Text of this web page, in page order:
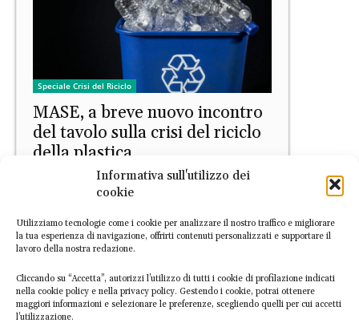
Informativa sull'utilizzo dei
cookie
Utilizziamo tecnologie come i cookie per analizzare il nostro traffico e migliorare
la tua esperienza di navigazione, offrirti contenuti personalizzati e supportare il
lavoro della nostra redazione.
Cliccando su “Accetta”, autorizzi l’utilizzo di tutti i cookie di profilazione indicati
nella cookie policy e nella privacy policy. Gestendo i cookie, potrai ottenere
maggiori informazioni e selezionare le preferenze, scegliendo quelli per cui accetti
l’utilizzazione.
Speciale Crisi del Riciclo
MASE, a breve nuovo incontro
del tavolo sulla crisi del riciclo
della plastica
EconomiaCircolare.com - 20 Luglio 2026